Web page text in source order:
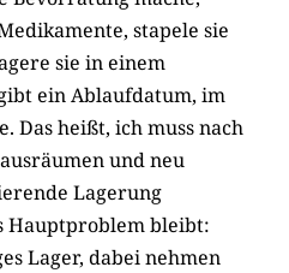
stapele sie
sie in einem
ein Ablaufdatum, im
Das heißt, ich muss nach
und neu
Lagerung
Hauptproblem bleibt:
Lager, dabei nehmen